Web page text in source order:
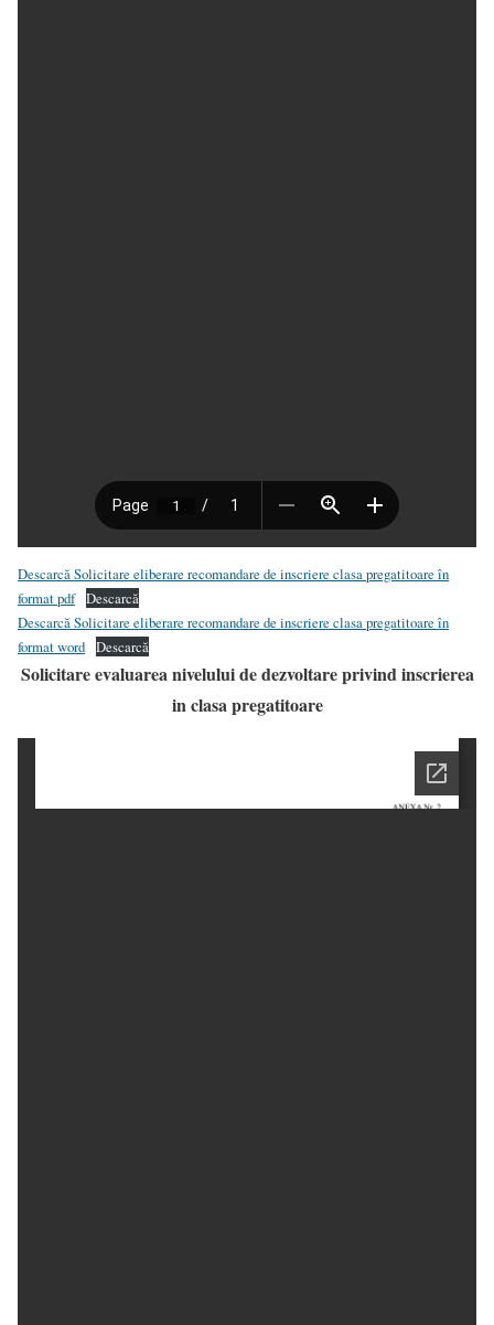
Descarcă Solicitare eliberare recomandare de inscriere clasa pregatitoare în
format pdf Descarcă
Descarcă Solicitare eliberare recomandare de inscriere clasa pregatitoare în
format word Descarcă
Solicitare evaluarea nivelului de dezvoltare privind inscrierea
in clasa pregatitoare